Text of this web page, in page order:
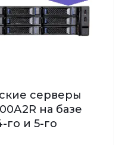
серверы
на базе
го и 5-го